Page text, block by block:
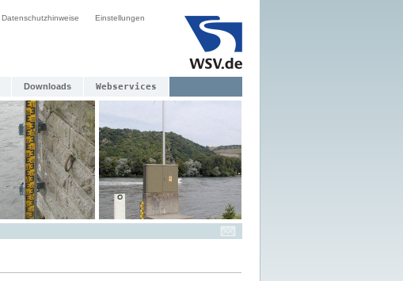
Datenschutzhinweise Einstellungen
Downloads Webservices